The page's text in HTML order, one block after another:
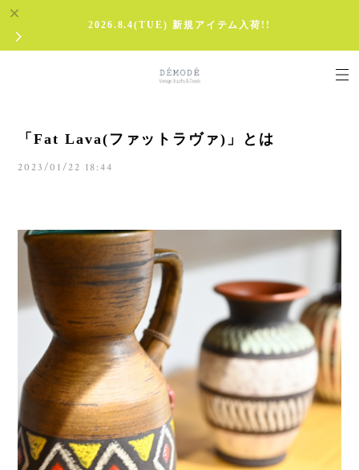
2026.8.4(TUE) 新規アイテム入荷!!
「Fat Lava(ファットラヴァ)」とは
2023/01/22 18:44